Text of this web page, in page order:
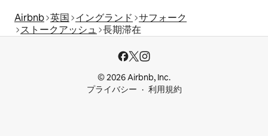
Airbnb 英国 イングランド サフォーク
ストークアッシュ 長期滞在
© 2026 Airbnb, Inc.
プライバシー
利用規約